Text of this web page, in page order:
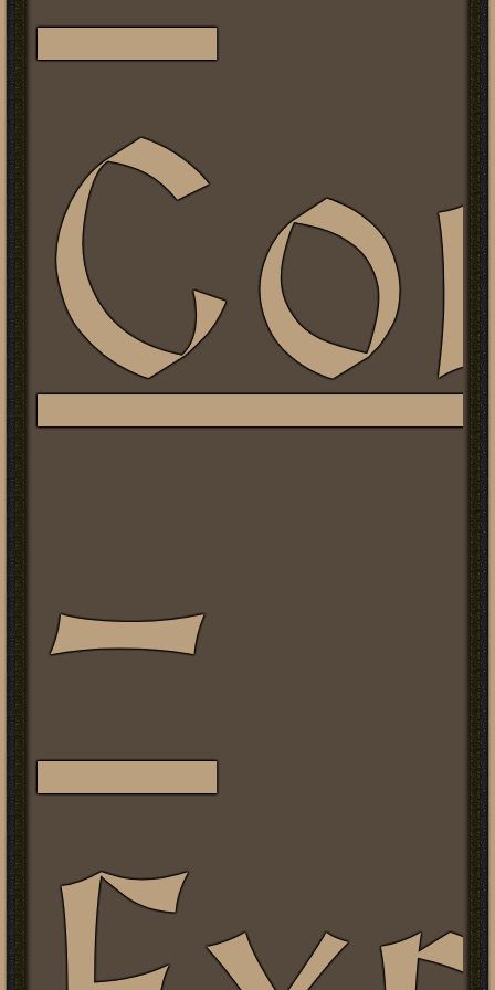
Compañía Almogávar de Zaragoza
–